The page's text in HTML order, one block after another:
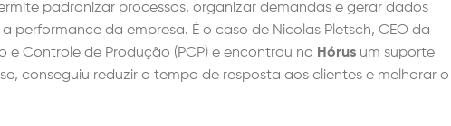
padronizar processos, organizar demandas e gerar dados
da empresa. É o caso de Nicolas Pletsch, CEO da
Controle de Produção (PCP) e encontrou no Hórus um suporte
conseguiu reduzir o tempo de resposta aos clientes e melhorar o